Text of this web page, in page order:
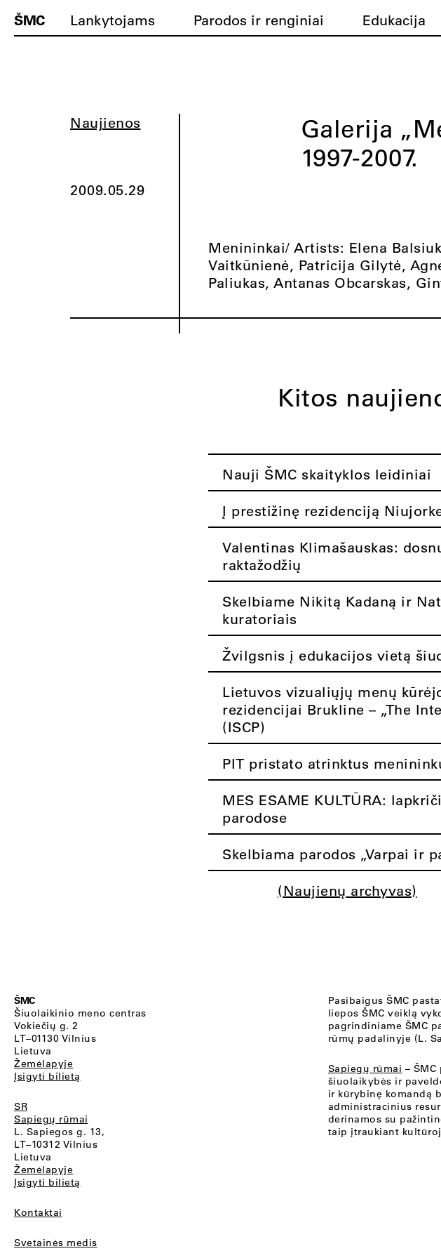
ŠMC Lankytojams Parodos ir renginiai Edukacija
Naujienos
2009.05.29
Galerija
1997-2007.
Menininkai/ Artists: Elena
Vaitkūnienė, Patricija Gilytė,
Paliukas, Antanas Obcarskas,
Kitos
Nauji ŠMC skaityklos leidiniai
Į prestižinę rezidenciją
Valentinas Klimašauskas:
raktažodžių
Skelbiame Nikitą Kadaną ir
kuratoriais
Žvilgsnis į edukacijos vietą
Lietuvos vizualiųjų menų
rezidencijai Brukline – „The
(ISCP)
PIT pristato atrinktus
MES ESAME KULTŪRA:
parodose
Skelbiama parodos „Varpai ir
(Naujienų archyvas)
ŠMC
Šiuolaikinio meno centras
Vokiečių g. 2
LT–01130 Vilnius
Lietuva
Žemėlapyje
Įsigyti bilietą
SR
Sapiegų rūmai
L. Sapiegos g. 13,
LT–10312 Vilnius
Lietuva
Žemėlapyje
Įsigyti bilietą
Kontaktai
Svetainės medis
Pasibaigus ŠMC
liepos ŠMC veiklą
pagrindiniame ŠMC
rūmų padalinyje (L.
Sapiegų rūmai –
šiuolaikybės ir
ir kūrybinę komandą
administracinius
derinamos su
taip įtraukiant